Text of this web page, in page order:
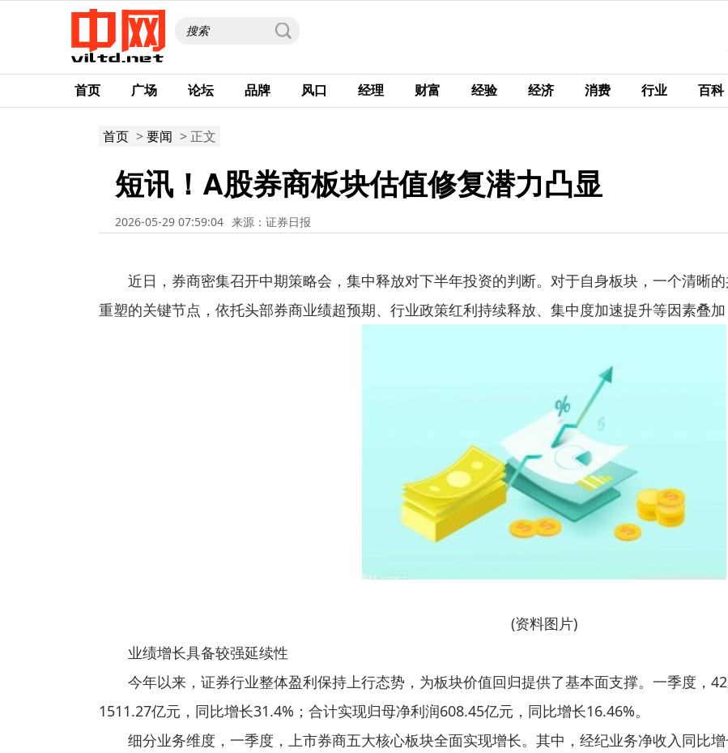
首页 广场 论坛 品牌 风口 经理 财富 经验 经济 消费 行业 百科
首页 >要闻 > 正文
短讯！A股券商板块估值修复潜力凸显
2026-05-29 07:59:04 来源：证券日报
近日，券商密集召开中期策略会，集中释放对下半年投资的判断。对于自身板块，一个清晰
重塑的关键节点，依托头部券商业绩超预期、行业政策红利持续释放、集中度加速提升等因素叠加
(资料图片)
业绩增长具备较强延续性
今年以来，证券行业整体盈利保持上行态势，为板块价值回归提供了基本面支撑。一季度，
1511.27亿元，同比增长31.4%；合计实现归母净利润608.45亿元，同比增长16.46%。
细分业务维度，一季度，上市券商五大核心板块全面实现增长。其中，经纪业务净收入同比